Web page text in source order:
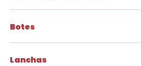
Botes
Lanchas